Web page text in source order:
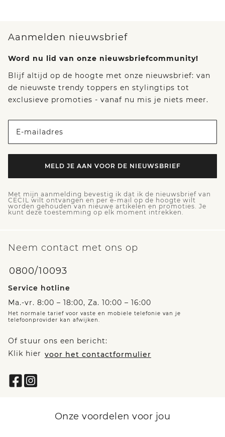
Aanmelden nieuwsbrief
Word nu lid van onze nieuwsbriefcommunity!
Blijf altijd op de hoogte met onze nieuwsbrief: van
de nieuwste trendy toppers en stylingtips tot
exclusieve promoties - vanaf nu mis je niets meer.
E-mailadres
MELD JE AAN VOOR DE NIEUWSBRIEF
Met mijn aanmelding bevestig ik dat ik de nieuwsbrief van
CECIL wilt ontvangen en per e-mail op de hoogte wilt
worden gehouden van nieuwe artikelen en promoties. Je
kunt deze toestemming op elk moment intrekken.
Neem contact met ons op
0800/10093
Service hotline
Ma.-vr. 8:00 – 18:00, Za. 10:00 – 16:00
Het normale tarief voor vaste en mobiele telefonie van je
telefoonprovider kan afwijken.
Of stuur ons een bericht:
Klik hier voor het contactformulier
Onze voordelen voor jou